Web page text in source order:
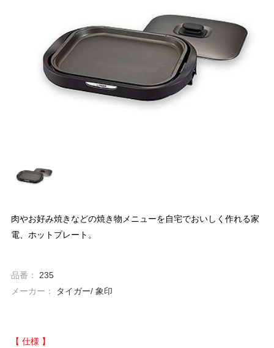
肉やお好み焼きなどの焼き物メニューを自宅でおいしく作れる家
電、ホットプレート。
品番：
235
メーカー：
タイガー/ 象印
【 仕様 】